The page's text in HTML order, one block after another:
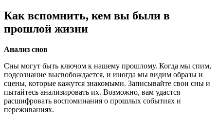
Как вспомнить, кем вы были в
прошлой жизни
Анализ снов
Сны могут быть ключом к нашему прошлому. Когда мы спим,
подсознание высвобождается, и иногда мы видим образы и
сцены, которые кажутся знакомыми. Записывайте свои сны и
пытайтесь анализировать их. Возможно, вам удастся
расшифровать воспоминания о прошлых событиях и
переживаниях.